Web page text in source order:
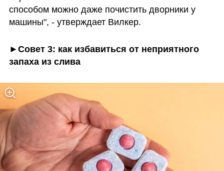
способом можно даже почистить дворники у
машины", - утверждает Вилкер.
►Совет 3: как избавиться от неприятного
запаха из слива